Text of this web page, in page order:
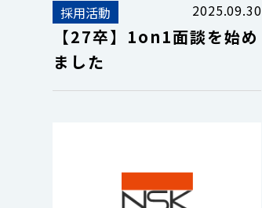
採用活動 2025.09.30
【27卒】1on1面談を始め
ました